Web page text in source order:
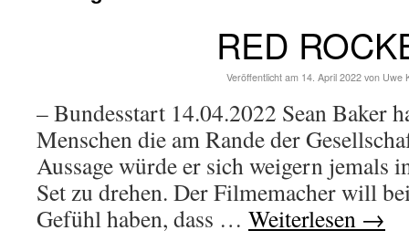
RED
Veröffentlicht am 14. April 2022 von Uwe
– Bundesstart 14.04.2022 Sean Baker
Menschen die am Rande der
Aussage würde er sich weigern jemals
Set zu drehen. Der Filmemacher will
Gefühl haben, dass … Weiterlesen →